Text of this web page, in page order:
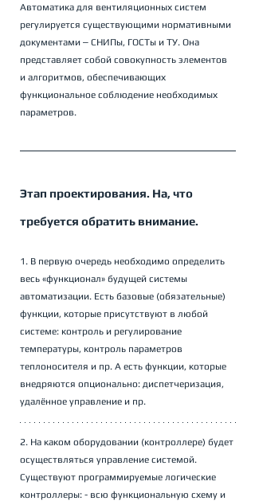
Автоматика для вентиляционных систем
регулируется существующими нормативными
документами ‒ СНИПы, ГОСТы и ТУ. Она
представляет собой совокупность элементов
и алгоритмов, обеспечивающих
функциональное соблюдение необходимых
параметров.
Этап проектирования. На, что
требуется обратить внимание.
1. В первую очередь необходимо определить
весь «функционал» будущей системы
автоматизации. Есть базовые (обязательные)
функции, которые присутствуют в любой
системе: контроль и регулирование
температуры, контроль параметров
теплоносителя и пр. А есть функции, которые
внедряются опционально: диспетчеризация,
удалённое управление и пр.
2. На каком оборудовании (контроллере) будет
осуществляться управление системой.
Существуют программируемые логические
контроллеры: - всю функциональную схему и